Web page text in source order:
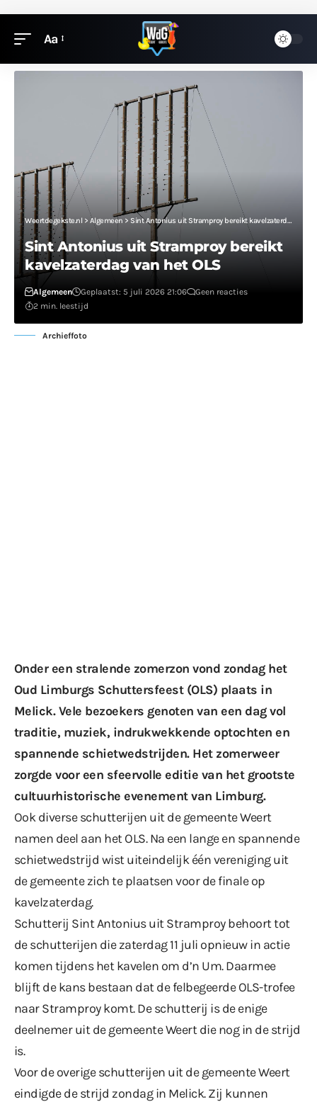
Aa
Weertdegekste.nl > Algemeen > Sint Antonius uit Stramproy bereikt kavelzaterdag van het OLS
Sint Antonius uit Stramproy bereikt
kavelzaterdag van het OLS
Algemeen Geplaatst: 5 juli 2026 21:06
Geen reacties
2 min. leestijd
Archieffoto
Onder een stralende zomerzon vond zondag het
Oud Limburgs Schuttersfeest (OLS) plaats in
Melick. Vele bezoekers genoten van een dag vol
traditie, muziek, indrukwekkende optochten en
spannende schietwedstrijden. Het zomerweer
zorgde voor een sfeervolle editie van het grootste
cultuurhistorische evenement van Limburg.
Ook diverse schutterijen uit de gemeente Weert
namen deel aan het OLS. Na een lange en spannende
schietwedstrijd wist uiteindelijk één vereniging uit
de gemeente zich te plaatsen voor de finale op
kavelzaterdag.
Schutterij Sint Antonius uit Stramproy behoort tot
de schutterijen die zaterdag 11 juli opnieuw in actie
komen tijdens het kavelen om d’n Um. Daarmee
blijft de kans bestaan dat de felbegeerde OLS-trofee
naar Stramproy komt. De schutterij is de enige
deelnemer uit de gemeente Weert die nog in de strijd
is.
Voor de overige schutterijen uit de gemeente Weert
eindigde de strijd zondag in Melick. Zij kunnen